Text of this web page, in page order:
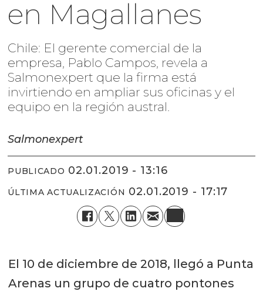
en Magallanes
Chile: El gerente comercial de la
empresa, Pablo Campos, revela a
Salmonexpert que la firma está
invirtiendo en ampliar sus oficinas y el
equipo en la región austral.
Salmonexpert
PUBLICADO 02.01.2019 - 13:16
ÚLTIMA ACTUALIZACIÓN 02.01.2019 - 17:17
El 10 de diciembre de 2018, llegó a Punta
Arenas un grupo de cuatro pontones